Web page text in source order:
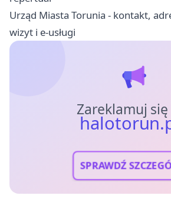
Urząd Miasta Torunia - kontakt,
wizyt i e-usługi
Zareklamuj się
SPRAWDŹ